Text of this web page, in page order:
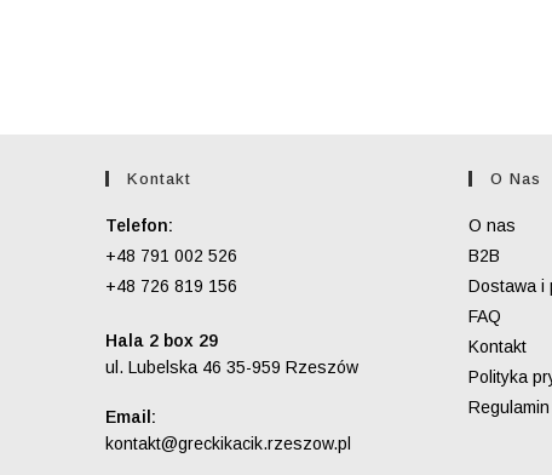
Kontakt
Telefon:
+48 791 002 526
+48 726 819 156
Hala 2 box 29
ul. Lubelska 46 35-959 Rzeszów
Email:
kontakt@greckikacik.rzeszow.pl
O Nas
O nas
B2B
Dostawa i
FAQ
Kontakt
Polityka
Regulamin